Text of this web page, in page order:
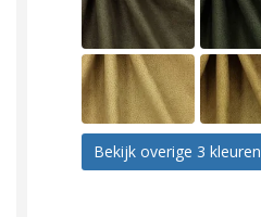
Bekijk overige 3 kleuren